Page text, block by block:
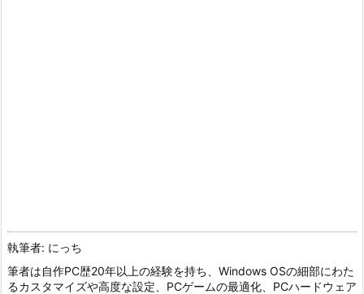
執筆者: にっち
筆者は自作PC歴20年以上の経験を持ち、Windows OSの細部にわた
るカスタマイズや高度な設定、PCゲームの最適化、PCハードウェア